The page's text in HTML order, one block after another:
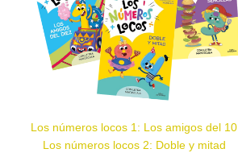
Los números locos 1: Los amigos del 10
Los números locos 2: Doble y mitad